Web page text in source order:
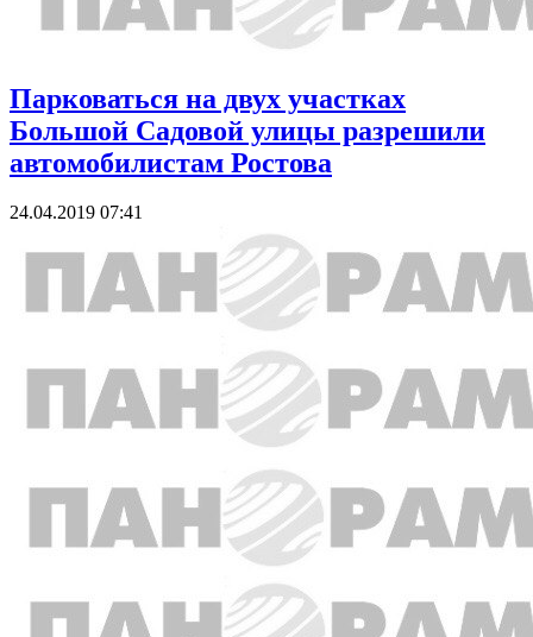
Парковаться на двух участках
Большой Садовой улицы разрешили
автомобилистам Ростова
24.04.2019 07:41